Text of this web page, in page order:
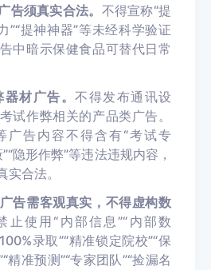
告须真实合法。 不得宣称“提
”“提神神器”等未经科学验证
中暗示保健食品可替代日常
器材广告。不得发布通讯设
试作弊相关的产品类广告。
广告内容不得含有“考试专
隐形作弊”等违法违规内容，
合法。
告需客观真实，不得虚构数
止使用“内部信息”“内部数
录取”“精准锁定院校”“保
精准预测”“专家团队”“捡漏名